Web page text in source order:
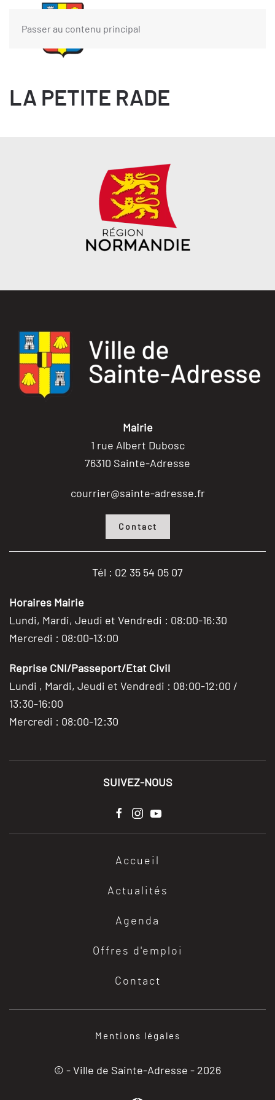
Passer au contenu principal
LA PETITE RADE
Mairie
1 rue Albert Dubosc
76310 Sainte-Adresse
courrier@sainte-adresse.fr
Contact
Tél : 02 35 54 05 07
Horaires Mairie
Lundi, Mardi, Jeudi et Vendredi : 08:00-16:30
Mercredi : 08:00-13:00
Reprise CNI/Passeport/Etat Civil
Lundi , Mardi, Jeudi et Vendredi : 08:00-12:00 /
13:30-16:00
Mercredi : 08:00-12:30
SUIVEZ-NOUS
Accueil
Actualités
Agenda
Offres d'emploi
Contact
Mentions légales
© - Ville de Sainte-Adresse - 2026